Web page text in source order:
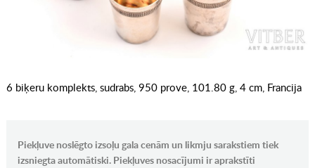
6 biķeru komplekts, sudrabs, 950 prove, 101.80 g, 4 cm, Francija
Piekļuve noslēgto izsoļu gala cenām un likmju sarakstiem tiek
izsniegta automātiski. Piekļuves nosacījumi ir aprakstīti